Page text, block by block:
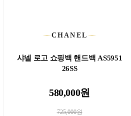
CHANEL
샤넬 로고 쇼핑백 핸드백 AS5951
26SS
580,000원
725,000원